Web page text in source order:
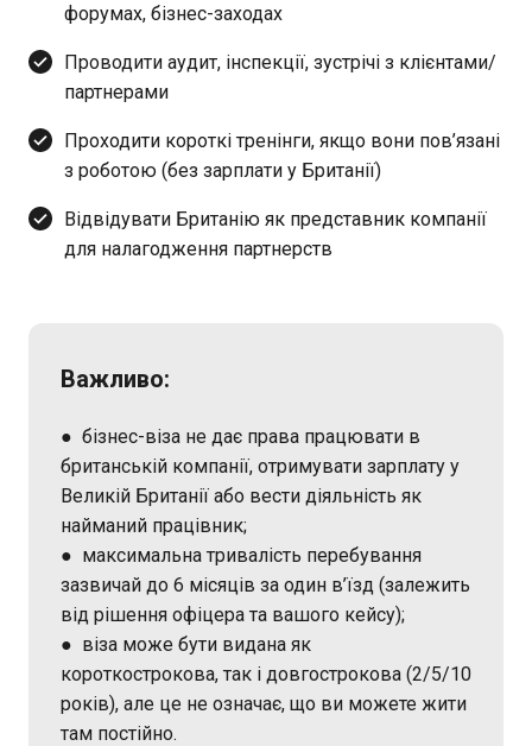
форумах, бізнес-заходах
Проводити аудит, інспекції, зустрічі з клієнтами/
партнерами
Проходити короткі тренінги, якщо вони пов’язані
з роботою (без зарплати у Британії)
Відвідувати Британію як представник компанії
для налагодження партнерств
Важливо:
● бізнес-віза не дає права працювати в
британській компанії, отримувати зарплату у
Великій Британії або вести діяльність як
найманий працівник;
● максимальна тривалість перебування
зазвичай до 6 місяців за один в’їзд (залежить
від рішення офіцера та вашого кейсу);
● віза може бути видана як
короткострокова, так і довгострокова (2/5/10
років), але це не означає, що ви можете жити
там постійно.